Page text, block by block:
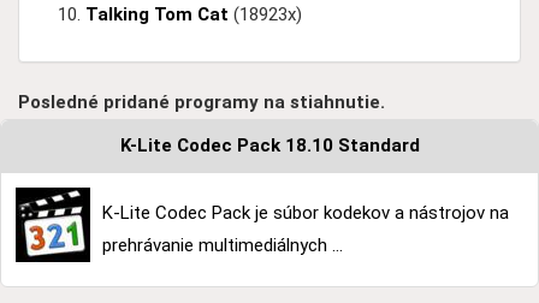
Talking Tom Cat (18923x)
Posledné pridané programy na stiahnutie.
K-Lite Codec Pack 18.10 Standard
K-Lite Codec Pack je súbor kodekov a nástrojov na
prehrávanie multimediálnych ...